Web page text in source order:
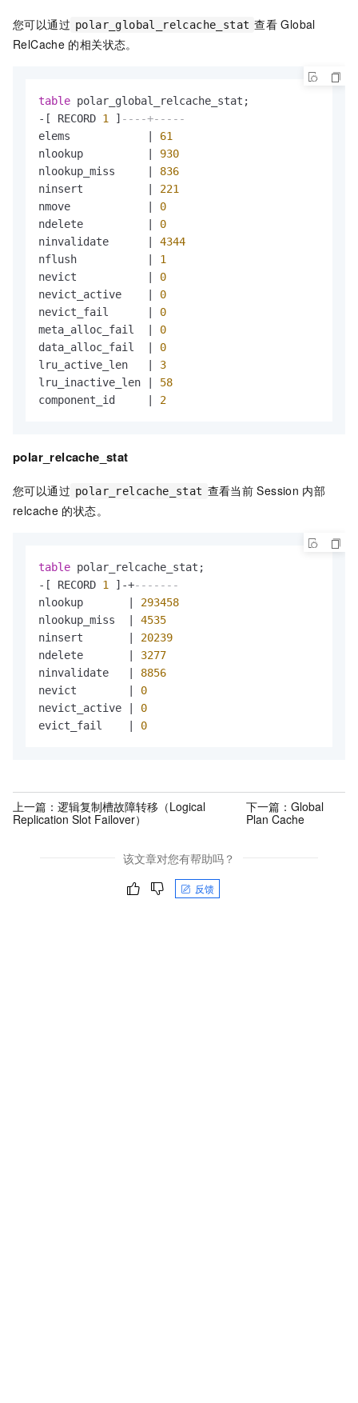
您可以通过 polar_global_relcache_stat 查看 Global
RelCache 的相关状态。
table
- [ RECORD 1 ] ----+-----
elems
61
nlookup
930
nlookup_miss
836
ninsert
221
nmove
0
ndelete
0
ninvalidate
4344
nflush
1
nevict
0
nevict_active
0
nevict_fail
0
meta_alloc_fail
0
data_alloc_fail
0
lru_active_len
3
lru_inactive_len
58
component_id
2
polar_relcache_stat
您可以通过 polar_relcache_stat 查看当前 Session 内部
relcache 的状态。
table
- [ RECORD 1 ] -+-------
nlookup
|
293458
nlookup_miss
|
4535
ninsert
|
20239
ndelete
|
3277
ninvalidate
|
8856
nevict
|
0
nevict_active
|
0
evict_fail
| 0
上一篇： 逻辑复制槽故障转移（Logical
Replication Slot Failover）
下一篇：Global
Plan Cache
该文章对您有帮助吗？
反馈